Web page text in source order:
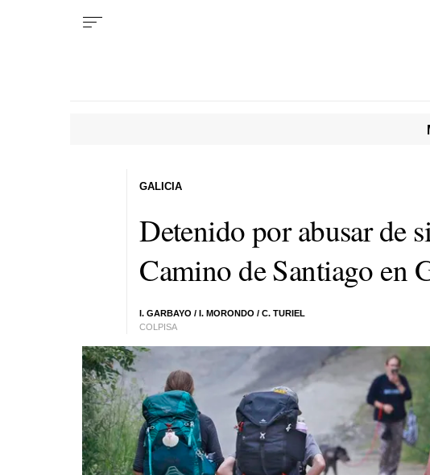
Detenido por abusar de
Camino de Santiago en
I. GARBAYO / I. MORONDO / C. TURIEL
COLPISA
GALICIA